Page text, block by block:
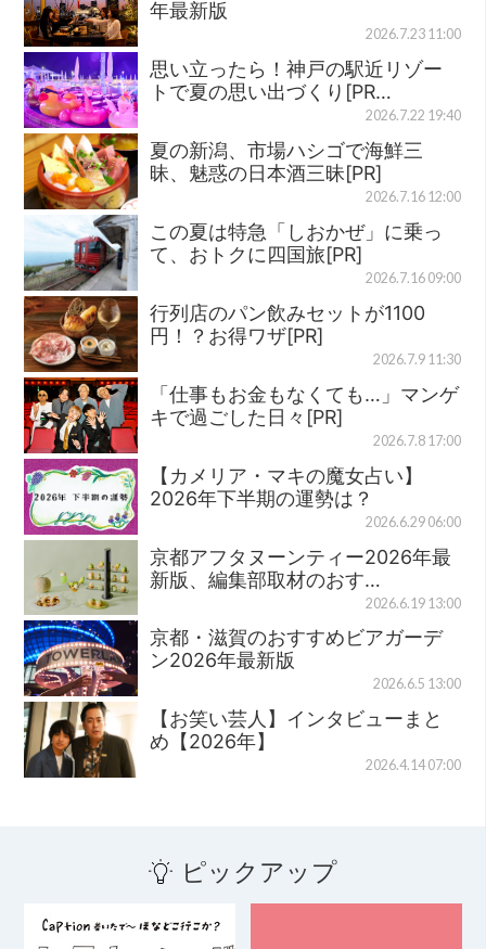
年最新版
2026.7.23 11:00
思い立ったら！神戸の駅近リゾー
トで夏の思い出づくり[PR…
2026.7.22 19:40
夏の新潟、市場ハシゴで海鮮三
昧、魅惑の日本酒三昧[PR]
2026.7.16 12:00
この夏は特急「しおかぜ」に乗っ
て、おトクに四国旅[PR]
2026.7.16 09:00
行列店のパン飲みセットが1100
円！？お得ワザ[PR]
2026.7.9 11:30
「仕事もお金もなくても…」マンゲ
キで過ごした日々[PR]
2026.7.8 17:00
【カメリア・マキの魔女占い】
2026年下半期の運勢は？
2026.6.29 06:00
京都アフタヌーンティー2026年最
新版、編集部取材のおす…
2026.6.19 13:00
京都・滋賀のおすすめビアガーデ
ン2026年最新版
2026.6.5 13:00
【お笑い芸人】インタビューまと
め【2026年】
2026.4.14 07:00
ピックアップ